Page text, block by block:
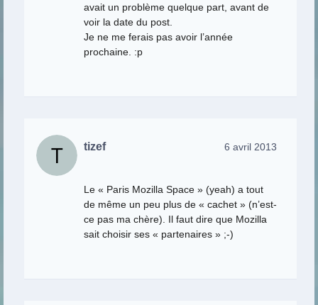
avait un problème quelque part, avant de
voir la date du post.
Je ne me ferais pas avoir l’année
prochaine. :p
tizef 6 avril 2013
Le « Paris Mozilla Space » (yeah) a tout
de même un peu plus de « cachet » (n’est-
ce pas ma chère). Il faut dire que Mozilla
sait choisir ses « partenaires » ;-)